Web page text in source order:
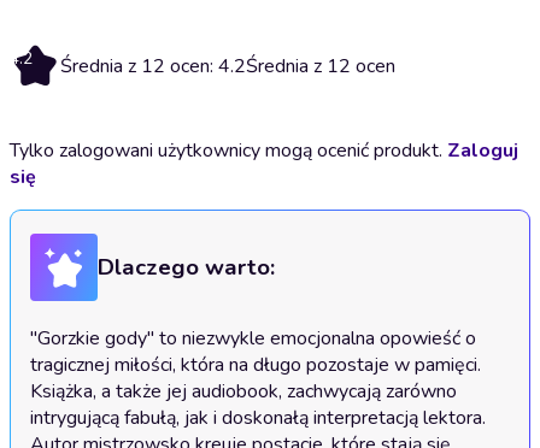
4.2 Średnia z 12 ocen: 4.2Średnia z 12 ocen
Tylko zalogowani użytkownicy mogą ocenić produkt. Zaloguj
się
Dlaczego warto:
"Gorzkie gody" to niezwykle emocjonalna opowieść o
tragicznej miłości, która na długo pozostaje w pamięci.
Książka, a także jej audiobook, zachwycają zarówno
intrygującą fabułą, jak i doskonałą interpretacją lektora.